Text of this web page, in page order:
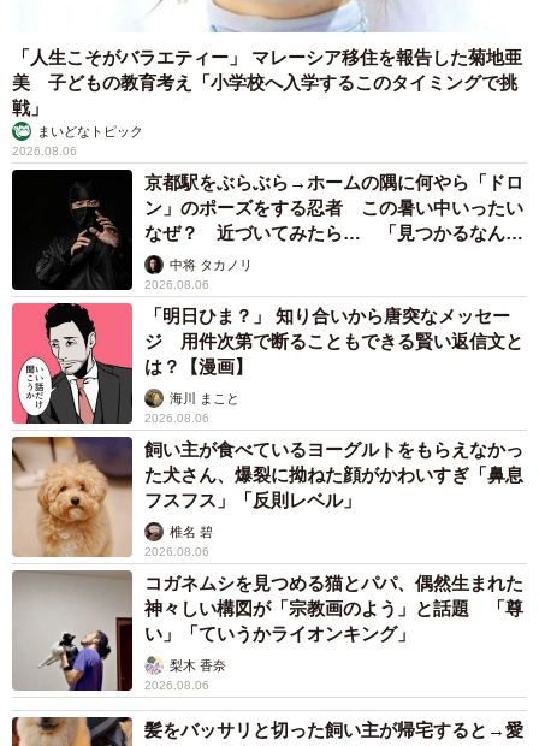
「人生こそがバラエティー」 マレーシア移住を報告した菊地亜
美 子どもの教育考え「小学校へ入学するこのタイミングで挑
戦」
まいどなトピック
2026.08.06
京都駅をぶらぶら→ホームの隅に何やら「ドロ
ン」のポーズをする忍者 この暑い中いったい
なぜ？ 近づいてみたら… 「見つかるなんて
未熟」中将 タカノリ
2026.08.06
「明日ひま？」 知り合いから唐突なメッセー
ジ 用件次第で断ることもできる賢い返信文と
は？【漫画】
海川 まこと
2026.08.06
飼い主が食べているヨーグルトをもらえなかっ
た犬さん、爆裂に拗ねた顔がかわいすぎ「鼻息
フスフス」「反則レベル」
椎名 碧
2026.08.06
コガネムシを見つめる猫とパパ、偶然生まれた
神々しい構図が「宗教画のよう」と話題 「尊
い」「ていうかライオンキング」
梨木 香奈
2026.08.06
髪をバッサリと切った飼い主が帰宅すると→愛